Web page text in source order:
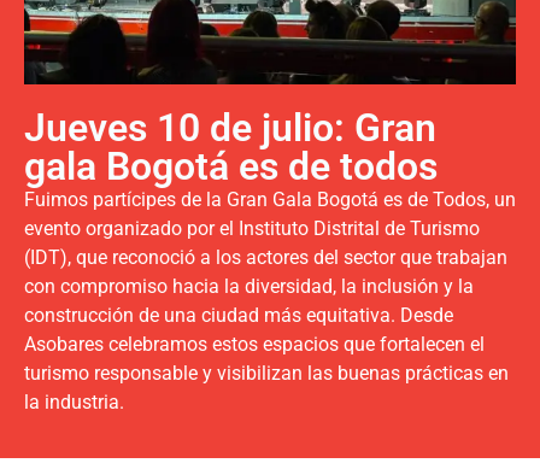
Jueves 10 de julio: Gran
gala Bogotá es de todos
Fuimos partícipes de la Gran Gala Bogotá es de Todos, un
evento organizado por el Instituto Distrital de Turismo
(IDT), que reconoció a los actores del sector que trabajan
con compromiso hacia la diversidad, la inclusión y la
construcción de una ciudad más equitativa. Desde
Asobares celebramos estos espacios que fortalecen el
turismo responsable y visibilizan las buenas prácticas en
la industria.